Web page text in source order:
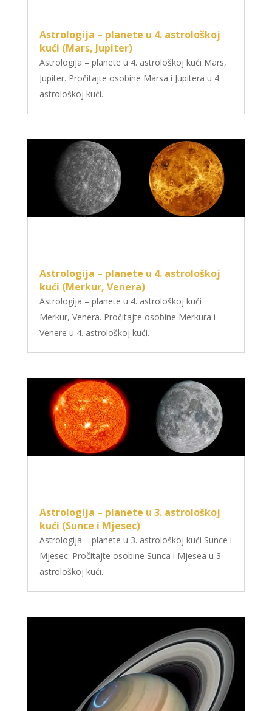
Astrologija – planete u 4. astrološkoj
kući (Mars, Jupiter)
Astrologija – planete u 4. astrološkoj kući Mars,
Jupiter. Pročitajte osobine Marsa i Jupitera u 4.
astrološkoj kući.
Astrologija – planete u 4. astrološkoj
kući (Merkur, Venera)
Astrologija – planete u 4. astrološkoj kući
Merkur, Venera. Pročitajte osobine Merkura i
Venere u 4. astrološkoj kući.
Astrologija – planete u 3. astrološkoj
kući (Sunce i Mjesec)
Astrologija – planete u 3. astrološkoj kući Sunce i
Mjesec. Pročitajte osobine Sunca i Mjesea u 3
astrološkoj kući.
TINA
Tarot savjetnik je slobodan
tumačenje snova
Broj tel: 064/600-600
tel:0,93€ - mob:1,12€ min